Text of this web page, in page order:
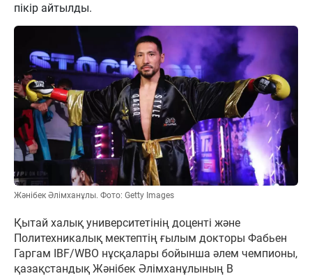
пікір айтылды.
Жәнібек Әлімханұлы. Фото: Getty Images
Қытай халық университетінің доценті және
Политехникалық мектептің ғылым докторы Фабьен
Гаргам IBF/WBO нұсқалары бойынша әлем чемпионы,
қазақстандық Жәнібек Әлімханұлының В